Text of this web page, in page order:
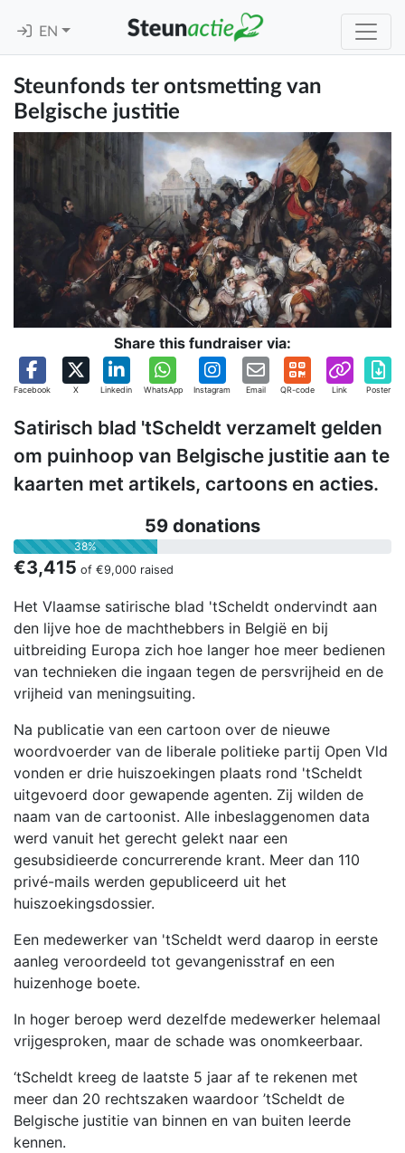
EN
Steunfonds ter ontsmetting van
Belgische justitie
Share this fundraiser via:
Facebook X Linkedin WhatsApp Instagram Email QR-code Link Poster
Satirisch blad 'tScheldt verzamelt gelden
om puinhoop van Belgische justitie aan te
kaarten met artikels, cartoons en acties.
59 donations
38%
€3,415 of €9,000 raised
Het Vlaamse satirische blad 'tScheldt ondervindt aan
den lijve hoe de machthebbers in België en bij
uitbreiding Europa zich hoe langer hoe meer bedienen
van technieken die ingaan tegen de persvrijheid en de
vrijheid van meningsuiting.
Na publicatie van een cartoon over de nieuwe
woordvoerder van de liberale politieke partij Open Vld
vonden er drie huiszoekingen plaats rond 'tScheldt
uitgevoerd door gewapende agenten. Zij wilden de
naam van de cartoonist. Alle inbeslaggenomen data
werd vanuit het gerecht gelekt naar een
gesubsidieerde concurrerende krant. Meer dan 110
privé-mails werden gepubliceerd uit het
huiszoekingsdossier.
Een medewerker van 'tScheldt werd daarop in eerste
aanleg veroordeeld tot gevangenisstraf en een
huizenhoge boete.
In hoger beroep werd dezelfde medewerker helemaal
vrijgesproken, maar de schade was onomkeerbaar.
‘tScheldt kreeg de laatste 5 jaar af te rekenen met
meer dan 20 rechtszaken waardoor ’tScheldt de
Belgische justitie van binnen en van buiten leerde
kennen.